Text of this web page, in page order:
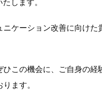
します。
ケーション改善に向けた
この機会に、ご自身の経
ます。